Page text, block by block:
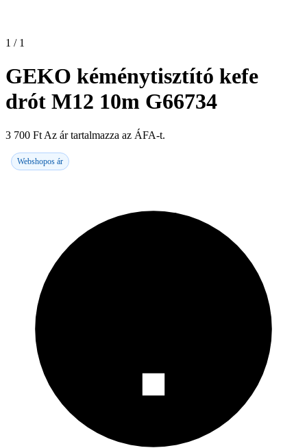
1 / 1
GEKO kéménytisztító kefe
drót M12 10m G66734
3 700 Ft Az ár tartalmazza az ÁFA-t.
Webshopos ár